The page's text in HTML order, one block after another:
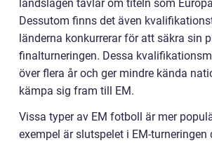
landslagen tävlar om titeln som
Dessutom finns det även
länderna konkurrerar för att säkra sin
finalturneringen. Dessa
över flera år och ger mindre kända
kämpa sig fram till EM.
Vissa typer av EM fotboll är mer
exempel är slutspelet i EM-turneringen